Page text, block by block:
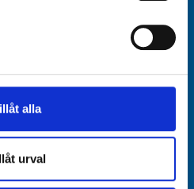
alla
urval
& Svar